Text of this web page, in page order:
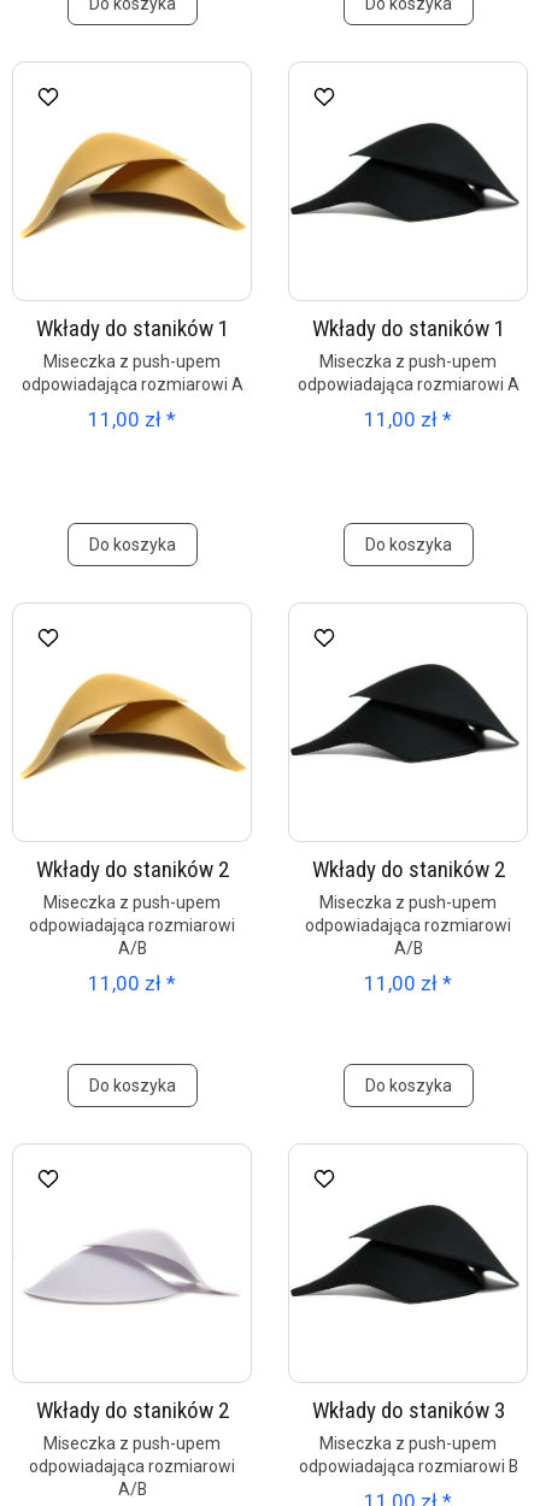
Wkłady do staników 1
Miseczka z push-upem
odpowiadająca rozmiarowi A
11,00 zł *
Do koszyka
Wkłady do staników 1
Miseczka z push-upem
odpowiadająca rozmiarowi A
11,00 zł *
Do koszyka
Wkłady do staników 2
Miseczka z push-upem
odpowiadająca rozmiarowi
A/B
11,00 zł *
Do koszyka
Wkłady do staników 2
Miseczka z push-upem
odpowiadająca rozmiarowi
A/B
11,00 zł *
Do koszyka
Wkłady do staników 2
Miseczka z push-upem
odpowiadająca rozmiarowi
A/B
Wkłady do staników 3
Miseczka z push-upem
odpowiadająca rozmiarowi B
11,00 zł *